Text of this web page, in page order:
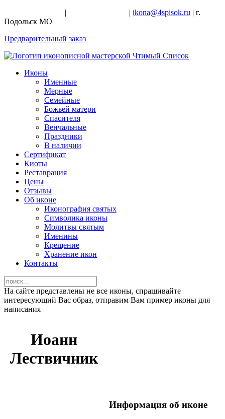
| | ikona@4spisok.ru | г.
Подольск МО
Предварительный заказ
Иконы
Именные
Мерные
Семейные
Божьей матери
Спасителя
Венчальные
Праздники
В наличии
Сертификат
Киоты
Реставрация
Цены
Отзывы
Об иконе
Иконография святых
Символика иконы
Молитвы святым
Именины
Крещение
Хранение икон
Контакты
На сайте представлены не все иконы, спрашивайте
интересующий Вас образ, отправим Вам пример иконы для
написания
Иоанн
Лествичник
Информация об иконе